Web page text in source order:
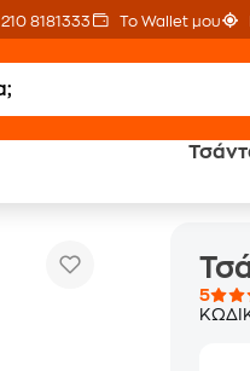
210 8181333 Το Wallet μου
5